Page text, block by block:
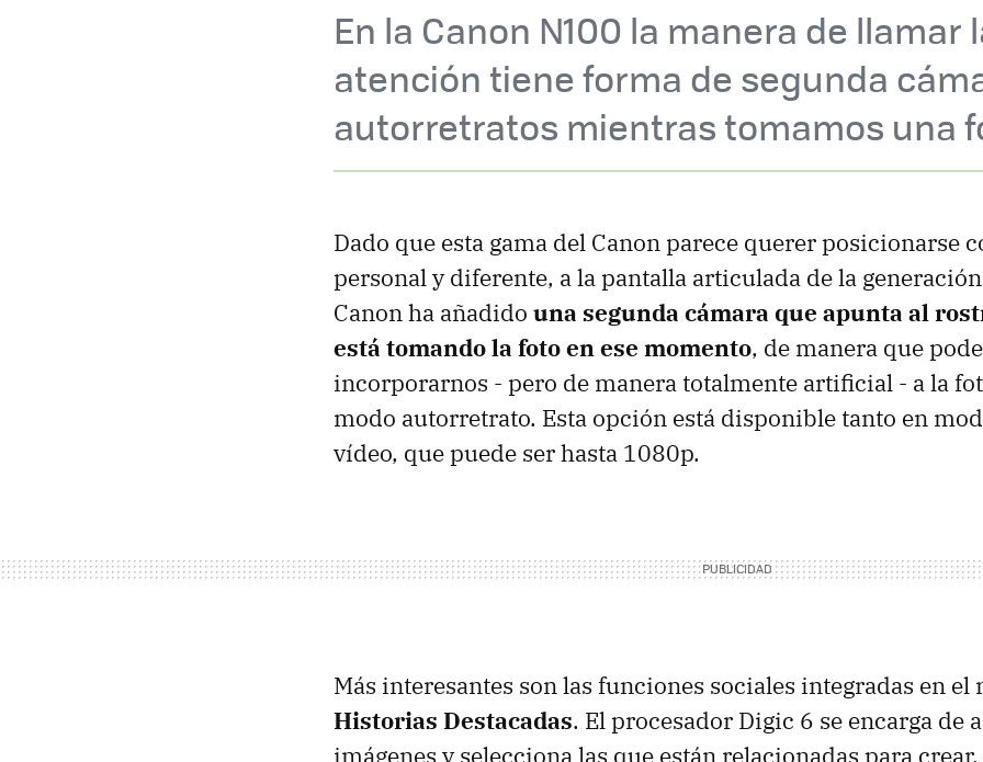
En la Canon N100 la manera de llamar
atención tiene forma de segunda
autorretratos mientras tomamos una
Dado que esta gama del Canon parece querer posicionarse
personal y diferente, a la pantalla articulada de la
Canon ha añadido una segunda cámara que apunta al
está tomando la foto en ese momento, de manera que
incorporarnos - pero de manera totalmente artificial - a la
modo autorretrato. Esta opción está disponible tanto en
vídeo, que puede ser hasta 1080p.
Más interesantes son las funciones sociales integradas en el
Historias Destacadas. El procesador Digic 6 se encarga de
imágenes y selecciona las que están relacionadas para